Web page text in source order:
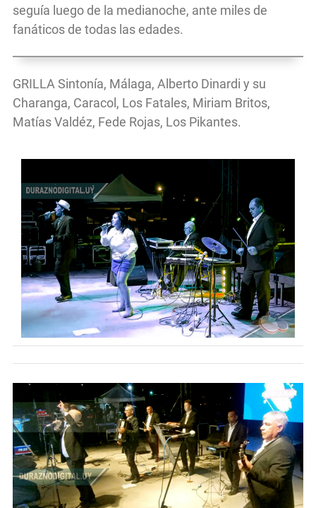
seguía luego de la medianoche, ante miles de
fanáticos de todas las edades.
GRILLA Sintonía, Málaga, Alberto Dinardi y su
Charanga, Caracol, Los Fatales, Miriam Britos,
Matías Valdéz, Fede Rojas, Los Pikantes.